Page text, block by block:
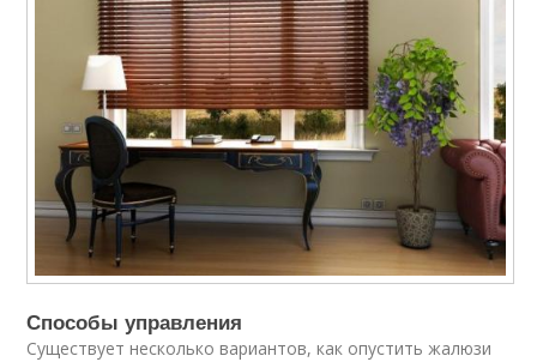
Способы управления
Существует несколько вариантов, как опустить жалюзи